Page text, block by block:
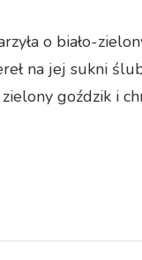
o biało-
na jej sukni
zielony goździk i